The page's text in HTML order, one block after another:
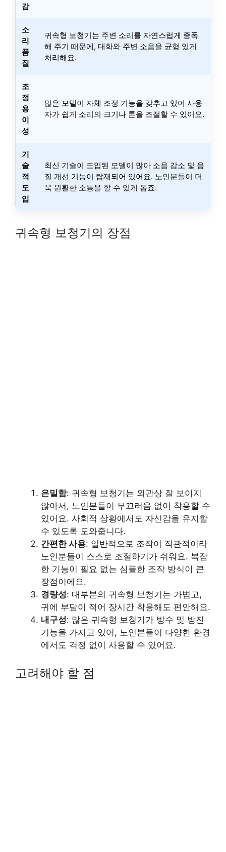
감
소
리
품
질
귀속형 보청기는 주변 소리를 자연스럽게 증폭
해 주기 때문에, 대화와 주변 소음을 균형 있게
처리해요.
조
정
용
이
성
많은 모델이 자체 조정 기능을 갖추고 있어 사용
자가 쉽게 소리의 크기나 톤을 조절할 수 있어요.
기
술
적
도
입
최신 기술이 도입된 모델이 많아 소음 감소 및 음
질 개선 기능이 탑재되어 있어요. 노인분들이 더
욱 원활한 소통을 할 수 있게 돕죠.
귀속형 보청기의 장점
은밀함: 귀속형 보청기는 외관상 잘 보이지
않아서, 노인분들이 부끄러움 없이 착용할 수
있어요. 사회적 상황에서도 자신감을 유지할
수 있도록 도와줍니다.
간편한 사용: 일반적으로 조작이 직관적이라
노인분들이 스스로 조절하기가 쉬워요. 복잡
한 기능이 필요 없는 심플한 조작 방식이 큰
장점이에요.
경량성: 대부분의 귀속형 보청기는 가볍고,
귀에 부담이 적어 장시간 착용해도 편안해요.
내구성: 많은 귀속형 보청기가 방수 및 방진
기능을 가지고 있어, 노인분들이 다양한 환경
에서도 걱정 없이 사용할 수 있어요.
고려해야 할 점